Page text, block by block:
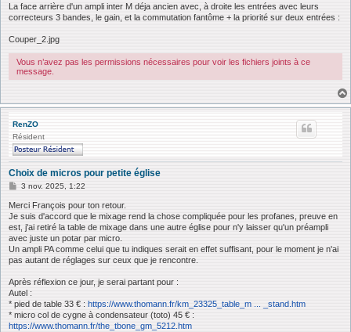
La face arrière d'un ampli inter M déja ancien avec, à droite les entrées avec leurs
correcteurs 3 bandes, le gain, et la commutation fantôme + la priorité sur deux entrées :
Couper_2.jpg
Vous n’avez pas les permissions nécessaires pour voir les fichiers joints à ce
message.
RenZO
Résident
Choix de micros pour petite église
M
s
s
a
g
e
3 nov. 2025, 1:22
Merci François pour ton retour.
Je suis d'accord que le mixage rend la chose compliquée pour les profanes, preuve en
est, j'ai retiré la table de mixage dans une autre église pour n'y laisser qu'un préampli
avec juste un potar par micro.
Un ampli PA comme celui que tu indiques serait en effet suffisant, pour le moment je n'ai
pas autant de réglages sur ceux que je rencontre.
Après réflexion ce jour, je serai partant pour :
Autel :
* pied de table 33 € : https://www.thomann.fr/km_23325_table_m ... _stand.htm
* micro col de cygne à condensateur (toto) 45 € :
https://www.thomann.fr/the_tbone_gm_5212.htm